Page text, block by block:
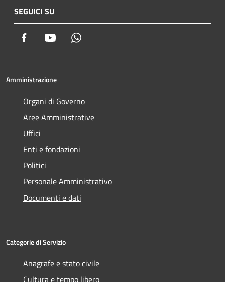
SEGUICI SU
Facebook Youtube
Amministrazione
Organi di Governo
Aree Amministrative
Uffici
Enti e fondazioni
Politici
Personale Amministrativo
Documenti e dati
Categorie di Servizio
Anagrafe e stato civile
Cultura e tempo libero